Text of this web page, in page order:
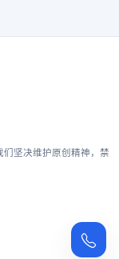
坚决维护原创精神，禁